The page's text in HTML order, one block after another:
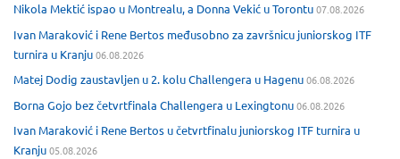
Nikola Mektić ispao u Montrealu, a Donna Vekić u Torontu07.08.2026
Ivan Maraković i Rene Bertos međusobno za završnicu juniorskog ITF
turnira u Kranju06.08.2026
Matej Dodig zaustavljen u 2. kolu Challengera u Hagenu06.08.2026
Borna Gojo bez četvrtfinala Challengera u Lexingtonu06.08.2026
Ivan Maraković i Rene Bertos u četvrtfinalu juniorskog ITF turnira u
Kranju05.08.2026